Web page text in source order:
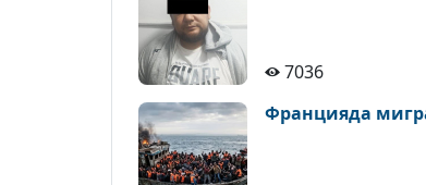
7036
Францияда